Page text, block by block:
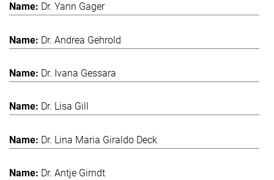
Dr. Yann Gager
Dr. Andrea Gehrold
Dr. Ivana Gessara
Dr. Lisa Gill
Dr. Lina Maria Giraldo Deck
Dr. Antje Girndt